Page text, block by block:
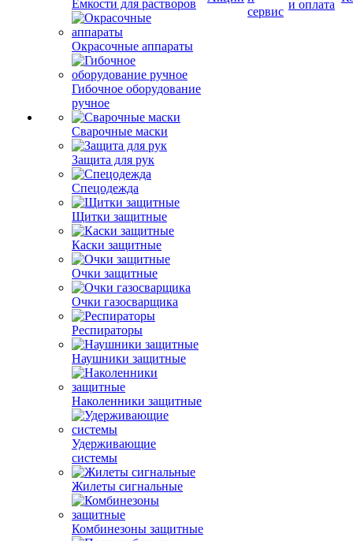
Емкости для растворов
Окрасочные аппараты
Гибочное оборудование
ручное
Сварочные маски
Защита для рук
Спецодежда
Щитки защитные
Каски защитные
Очки защитные
Очки газосварщика
Респираторы
Наушники защитные
Наколенники защитные
Удерживающие
системы
Жилеты сигнальные
Комбинезоны защитные
сервис
и оплата